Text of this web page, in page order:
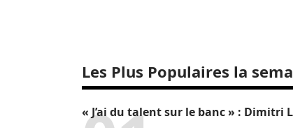
Les Plus Populaires la
« J’ai du talent sur le banc » :